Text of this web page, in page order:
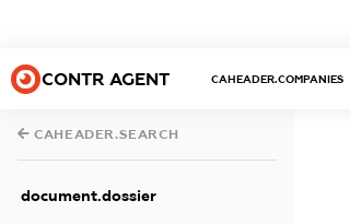
CONTR AGENT CAHEADER.COMPANIES
CAHEADER.SEARCH
document.dossier